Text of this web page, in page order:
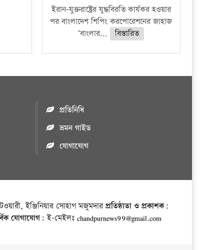
ইরান-যুক্তরাষ্ট্রের যুদ্ধবিরতি কার্যকর হওয়ার
পর বাংলাদেশ শিপিং করপোরেশনের জাহাজ
‘বাংলার...
বিস্তারিত
প্রতিনিধি
ভ্রমন গাইড
যোগাযোগ
ইঞ্জিনিয়ার সোহাগ মজুমদারপ্রতিষ্ঠাতা ও প্রকাশক:
যোগাযোগ: ই-মেইলঃ chandpurnews99@gmail.com